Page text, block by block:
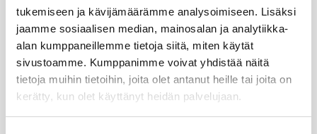
tukemiseen ja kävijämäärämme analysoimiseen. Lisäksi
jaamme sosiaalisen median, mainosalan ja analytiikka-
alan kumppaneillemme tietoja siitä, miten käytät
sivustoamme. Kumppanimme voivat yhdistää näitä
tietoja muihin tietoihin, joita olet antanut heille tai joita on
kerätty, kun olet käyttänyt heidän palvelujaan.
Elä­ke­läis­ten uin­ti­kul­je­tuk­set jat­ku­vat syys­
kuus­sa. Ter­ve­tu­loa mu­kaan!
Eläkeläisten uimahallikuljetukset syksy 2026